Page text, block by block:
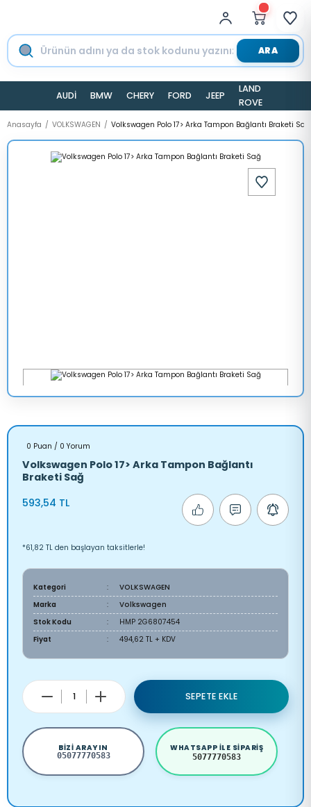
ARA
AUDİ BMW CHERY FORD JEEP
LAND
ROVER
Anasayfa VOLKSWAGEN Volkswagen Polo 17> Arka Tampon Bağlantı Braketi Sağ
0 Puan / 0 Yorum
Volkswagen Polo 17> Arka Tampon Bağlantı
Braketi Sağ
593,54 TL
*61,82 TL den başlayan taksitlerle!
Kategori
VOLKSWAGEN
Marka
Volkswagen
Stok Kodu
HMP 2G6807454
Fiyat
494,62 TL + KDV
SEPETE EKLE
BIZI ARAYIN
05077770583
WHATSAPP ILE SIPARIŞ
5077770583